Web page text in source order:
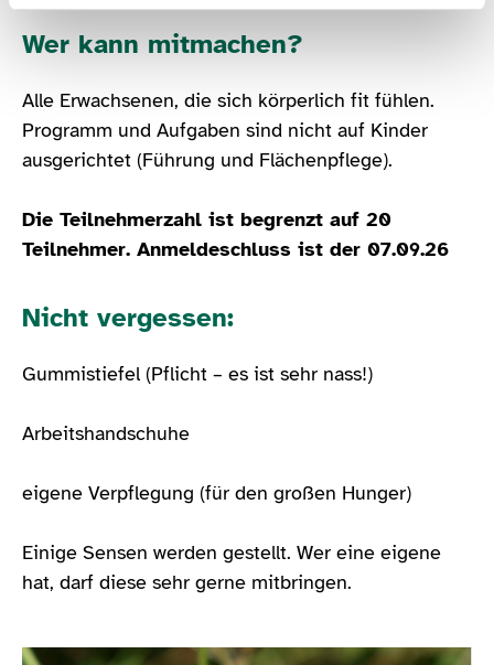
Wer kann mitmachen?
Alle Erwachsenen, die sich körperlich fit fühlen.
Programm und Aufgaben sind nicht auf Kinder
ausgerichtet (Führung und Flächenpflege).
Die Teilnehmerzahl ist begrenzt auf 20
Teilnehmer. Anmeldeschluss ist der 07.09.26
Nicht vergessen:
Gummistiefel (Pflicht – es ist sehr nass!)
Arbeitshandschuhe
eigene Verpflegung (für den großen Hunger)
Einige Sensen werden gestellt. Wer eine eigene
hat, darf diese sehr gerne mitbringen.